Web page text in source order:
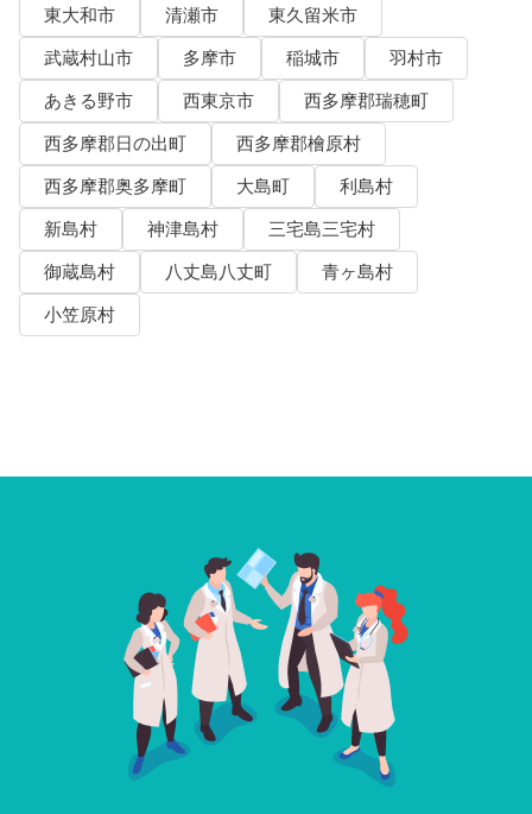
東大和市
清瀬市
東久留米市
武蔵村山市
多摩市 稲城市
羽村市
あきる野市
西東京市
西多摩郡瑞穂町
西多摩郡日の出町
西多摩郡檜原村
西多摩郡奥多摩町
大島町
利島村
新島村
神津島村
三宅島三宅村
御蔵島村
八丈島八丈町
青ヶ島村
小笠原村